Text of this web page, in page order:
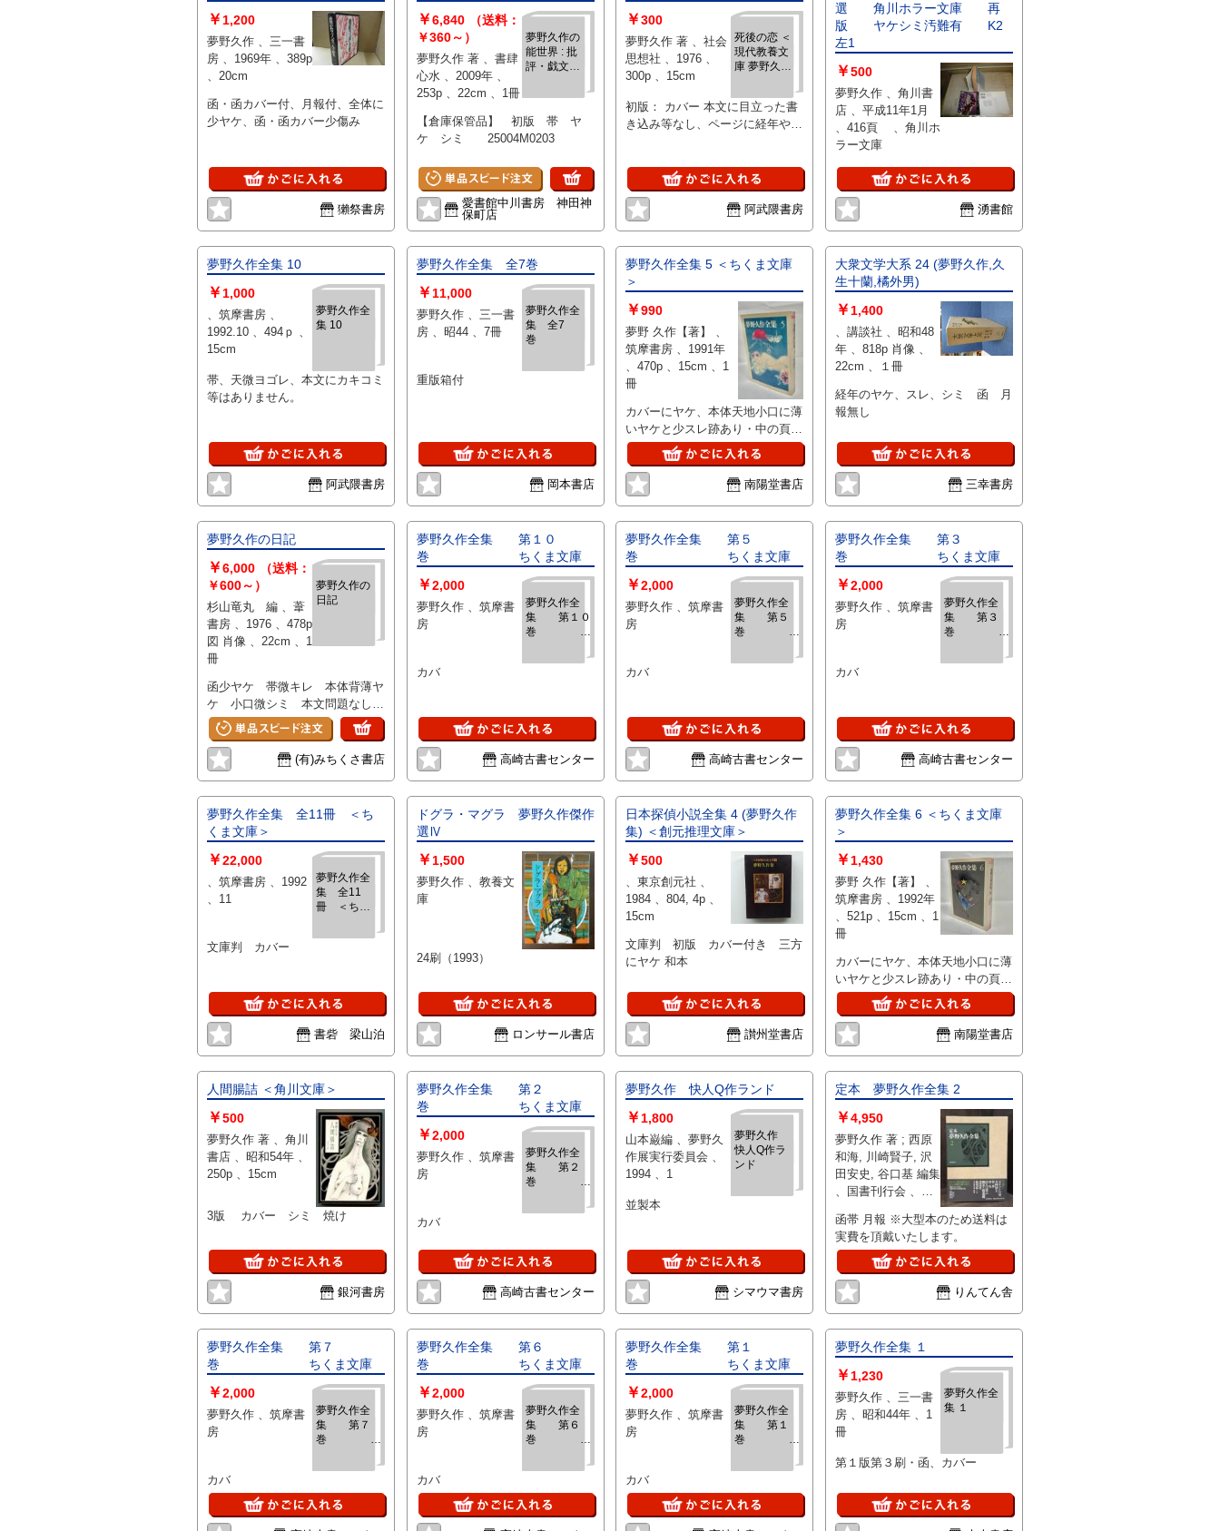
￥1,200
夢野久作 、三一書
房 、1969年 、389p
、20cm
函・函カバー付、月報付、全体に
少ヤケ、函・函カバー少傷み
獺祭書房
夢野久作の
能世界 : 批
評・戯文・
￥6,840
（送料：
￥360～）
夢野久作 著 、書肆
心水 、2009年 、
253p 、22cm 、1冊
【倉庫保管品】 初版 帯 ヤ
ケ シミ 25004M0203
愛書館中川書房 神田神
保町店
死後の恋 ＜
現代教養文
庫 夢野久作
￥300
夢野久作 著 、社会
思想社 、1976 、
300p 、15cm
初版： カバー 本文に目立った書
き込み等なし、ページに経年やけ
阿武隈書房
選 角川ホラー文庫 再
版 ヤケシミ汚難有 K2
左1
￥500
夢野久作 、角川書
店 、平成11年1月
、416頁 、角川ホ
ラー文庫
湧書館
夢野久作全集 10
夢野久作全
集 10
￥1,000
、筑摩書房 、
1992.10 、494ｐ 、
15cm
帯、天微ヨゴレ、本文にカキコミ
等はありません。
阿武隈書房
夢野久作全集 全7巻
夢野久作全
集 全7
巻
￥11,000
夢野久作 、三一書
房 、昭44 、7冊
重版箱付
岡本書店
夢野久作全集 5 ＜ちくま文庫
＞
￥990
夢野 久作【著】 、
筑摩書房 、1991年
、470p 、15cm 、1
冊
カバーにヤケ、本体天地小口に薄
いヤケと少スレ跡あり・中の頁は
状態良好です
南陽堂書店
大衆文学大系 24 (夢野久作,久
生十蘭,橘外男)
￥1,400
、講談社 、昭和48
年 、818p 肖像 、
22cm 、１冊
経年のヤケ、スレ、シミ 函 月
報無し
三幸書房
夢野久作の日記
夢野久作の
日記
￥6,000
（送料：
￥600～）
杉山竜丸 編 、葦
書房 、1976 、478p
図 肖像 、22cm 、1
冊
函少ヤケ 帯微キレ 本体背薄ヤ
ケ 小口微シミ 本文問題なし
「葦書房編集室だより」付
(有)みちくさ書店
夢野久作全集 第１０
巻 ちくま文庫
夢野久作全
集 第１０
巻
￥2,000
夢野久作 、筑摩書
房
カバ
高崎古書センター
夢野久作全集 第５
巻 ちくま文庫
夢野久作全
集 第５
巻
￥2,000
夢野久作 、筑摩書
房
カバ
高崎古書センター
夢野久作全集 第３
巻 ちくま文庫
夢野久作全
集 第３
巻
￥2,000
夢野久作 、筑摩書
房
カバ
高崎古書センター
夢野久作全集 全11冊 ＜ち
くま文庫＞
夢野久作全
集 全11
冊 ＜ちく
￥22,000
、筑摩書房 、1992
、11
文庫判 カバー
書砦 梁山泊
ドグラ・マグラ 夢野久作傑作
選Ⅳ
￥1,500
夢野久作 、教養文
庫
24刷（1993）
ロンサール書店
日本探偵小説全集 4 (夢野久作
集) ＜創元推理文庫＞
￥500
、東京創元社 、
1984 、804, 4p 、
15cm
文庫判 初版 カバー付き 三方
にヤケ 和本
讃州堂書店
夢野久作全集 6 ＜ちくま文庫
＞
￥1,430
夢野 久作【著】 、
筑摩書房 、1992年
、521p 、15cm 、1
冊
カバーにヤケ、本体天地小口に薄
いヤケと少スレ跡あり・中の頁は
状態良好です
南陽堂書店
人間腸詰 ＜角川文庫＞
￥500
夢野久作 著 、角川
書店 、昭和54年 、
250p 、15cm
3版 カバー シミ 焼け
銀河書房
夢野久作全集 第２
巻 ちくま文庫
夢野久作全
集 第２
巻
￥2,000
夢野久作 、筑摩書
房
カバ
高崎古書センター
夢野久作 快人Q作ランド
夢野久作
快人Q作ラ
ンド
￥1,800
山本巌編 、夢野久
作展実行委員会 、
1994 、1
並製本
シマウマ書房
定本 夢野久作全集 2
￥4,950
夢野久作 著 ; 西原
和海, 川崎賢子, 沢
田安史, 谷口基 編集
、国書刊行会 、
22cm 、1
函帯 月報 ※大型本のため送料は
実費を頂戴いたします。
りんてん舎
夢野久作全集 第７
巻 ちくま文庫
夢野久作全
集 第７
巻
￥2,000
夢野久作 、筑摩書
房
カバ
夢野久作全集 第６
巻 ちくま文庫
夢野久作全
集 第６
巻
￥2,000
夢野久作 、筑摩書
房
カバ
夢野久作全集 第１
巻 ちくま文庫
夢野久作全
集 第１
巻
￥2,000
夢野久作 、筑摩書
房
カバ
夢野久作全集 １
夢野久作全
集 １
￥1,230
夢野久作 、三一書
房 、昭和44年 、1
冊
第１版第３刷・函、カバー